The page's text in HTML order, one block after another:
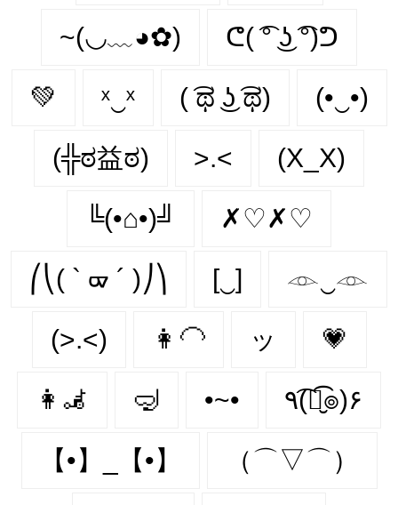
~(◡﹏◕✿) ᕦ( ͡° ͜ʖ ͡°)ᕤ
💚 ˣ‿ˣ ( ͡ಥ ͜ʖ ͡ಥ) (•‿•)
(╬ಠ益ಠ) >.< (X_X)
╚(•⌂•)╝ ✗♡✗♡
⎛⎝( ` ᢍ ´ )⎠⎞ [‿] 𓁹‿𓁹
(>.<) 👩‍🦲 ッ 💗
👩‍🦼‍ 🤿 •~• ٩(͡๏̮͡๏)۶
【•】_【•】 （⌒▽⌒）